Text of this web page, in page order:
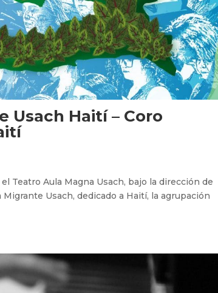
Usach Haití – Coro
Teatro Aula Magna Usach, bajo la dirección de
Usach, dedicado a Haití, la agrupación